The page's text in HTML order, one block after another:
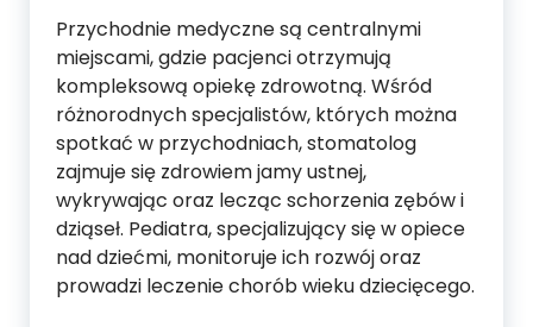
Przychodnie medyczne są centralnymi
miejscami, gdzie pacjenci otrzymują
kompleksową opiekę zdrowotną. Wśród
różnorodnych specjalistów, których można
spotkać w przychodniach, stomatolog
zajmuje się zdrowiem jamy ustnej,
wykrywając oraz lecząc schorzenia zębów i
dziąseł. Pediatra, specjalizujący się w opiece
nad dziećmi, monitoruje ich rozwój oraz
prowadzi leczenie chorób wieku dziecięcego.